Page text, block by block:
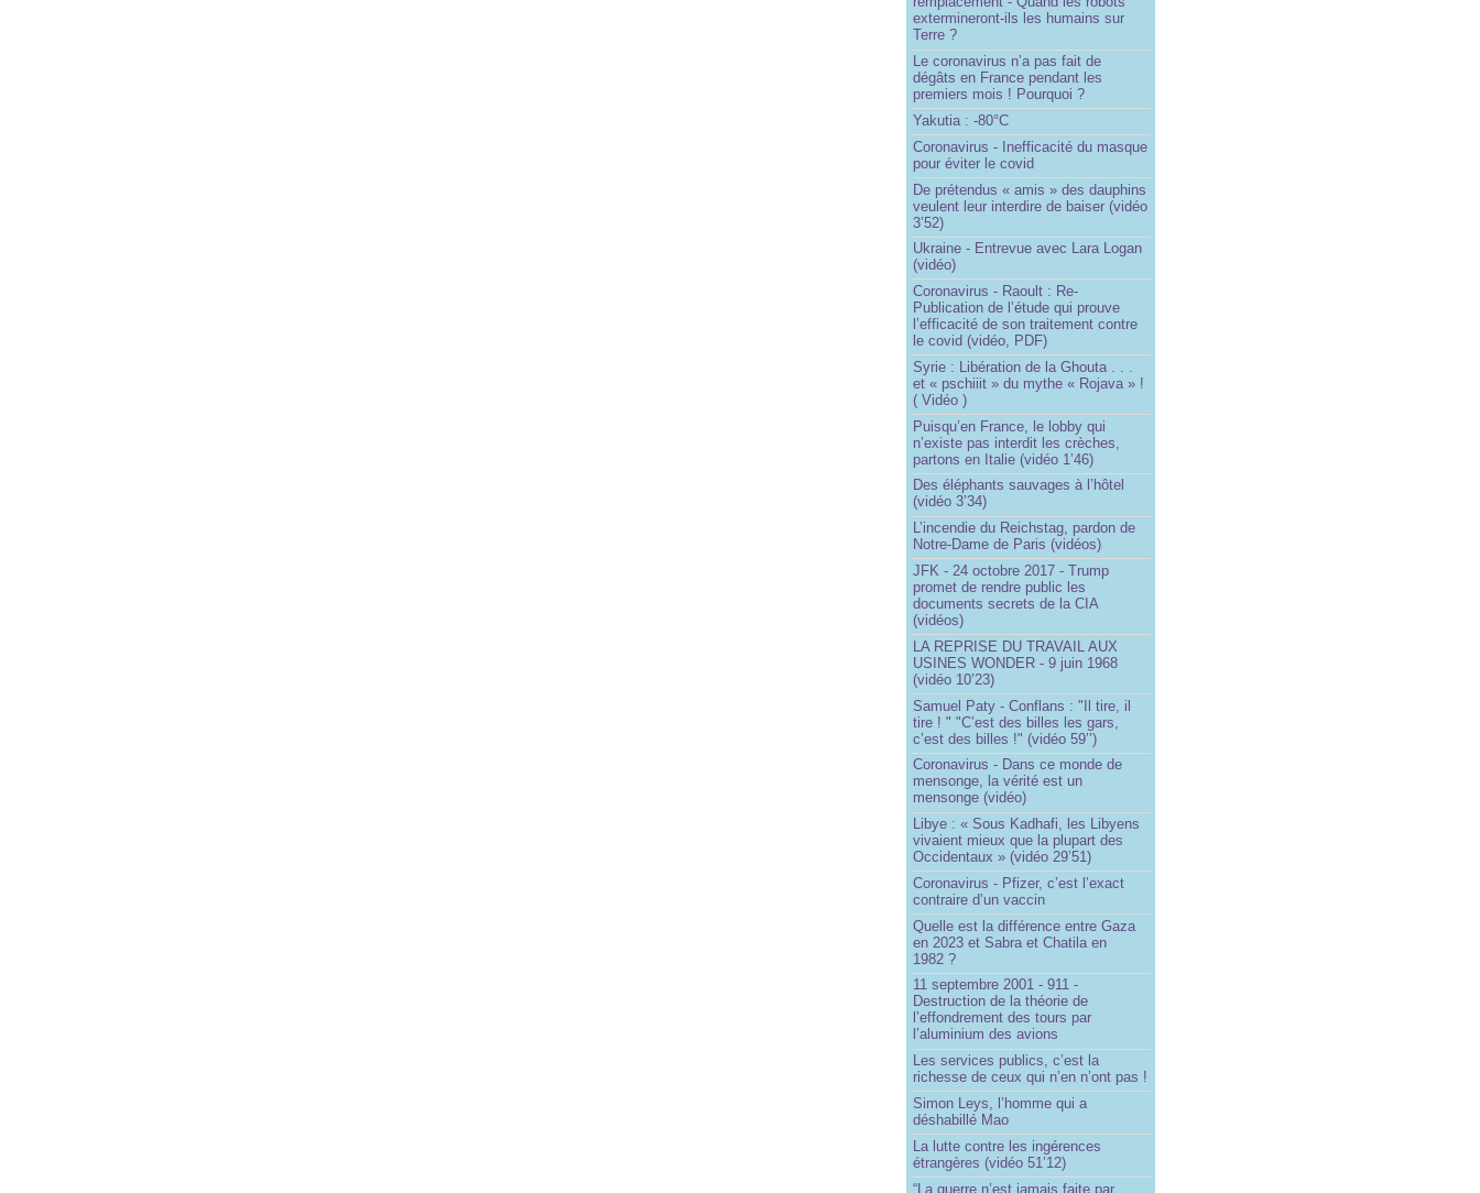
extermineront-ils les humains sur
Terre ?
Le coronavirus n’a pas fait de
dégâts en France pendant les
premiers mois ! Pourquoi ?
Yakutia : -80°C
Coronavirus - Inefficacité du masque
pour éviter le covid
De prétendus « amis » des dauphins
veulent leur interdire de baiser (vidéo
3’52)
Ukraine - Entrevue avec Lara Logan
(vidéo)
Coronavirus - Raoult : Re-
Publication de l’étude qui prouve
l’efficacité de son traitement contre
le covid (vidéo, PDF)
Syrie : Libération de la Ghouta . . .
et « pschiiit » du mythe « Rojava » !
( Vidéo )
Puisqu’en France, le lobby qui
n’existe pas interdit les crèches,
partons en Italie (vidéo 1’46)
Des éléphants sauvages à l’hôtel
(vidéo 3’34)
L’incendie du Reichstag, pardon de
Notre-Dame de Paris (vidéos)
JFK - 24 octobre 2017 - Trump
promet de rendre public les
documents secrets de la CIA
(vidéos)
LA REPRISE DU TRAVAIL AUX
USINES WONDER - 9 juin 1968
(vidéo 10’23)
Samuel Paty - Conflans : "Il tire, il
tire ! " "C’est des billes les gars,
c’est des billes !" (vidéo 59’’)
Coronavirus - Dans ce monde de
mensonge, la vérité est un
mensonge (vidéo)
Libye : « Sous Kadhafi, les Libyens
vivaient mieux que la plupart des
Occidentaux » (vidéo 29’51)
Coronavirus - Pfizer, c’est l’exact
contraire d’un vaccin
Quelle est la différence entre Gaza
en 2023 et Sabra et Chatila en
1982 ?
11 septembre 2001 - 911 -
Destruction de la théorie de
l’effondrement des tours par
l’aluminium des avions
Les services publics, c’est la
richesse de ceux qui n’en n’ont pas !
Simon Leys, l’homme qui a
déshabillé Mao
La lutte contre les ingérences
étrangères (vidéo 51’12)
“La guerre n’est jamais faite par